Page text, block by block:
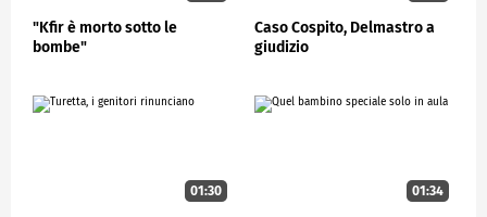
"Kfir è morto sotto le
bombe"
Caso Cospito, Delmastro a
giudizio
01:30 01:34